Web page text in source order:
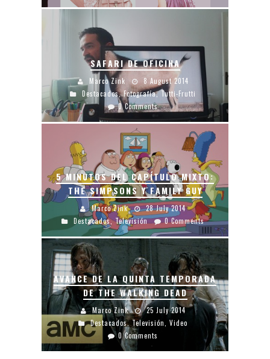
SAFARI DE OFICINA
Marco Zink
8 August 2014
Destacados,Fotografía,Tutti-Frutti
0 Comments
5 MINUTOS DEL CAPÍTULO MIXTO:
THE SIMPSONS Y FAMILY GUY
Marco Zink
28 July 2014
Destacados,Televisión 0 Comments
AVANCE DE LA QUINTA TEMPORADA
DE THE WALKING DEAD
Marco Zink
25 July 2014
Destacados,Televisión
Video
0 Comments